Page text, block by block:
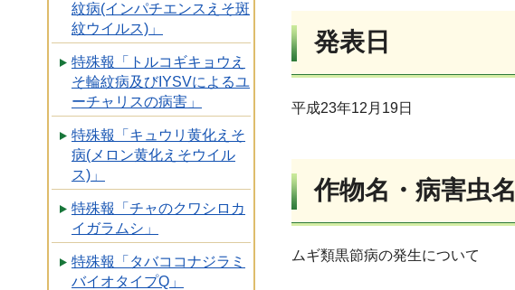
紋病(インパチエンスえそ斑
紋ウイルス)」
特殊報「トルコギキョウえ
そ輪紋病及びIYSVによるユ
ーチャリスの病害」
特殊報「キュウリ黄化えそ
病(メロン黄化えそウイル
ス)」
特殊報「チャのクワシロカ
イガラムシ」
特殊報「タバココナジラミ
バイオタイプQ」
発表日
平成23年12月19日
作物名・病害虫名
ムギ類黒節病の発生について